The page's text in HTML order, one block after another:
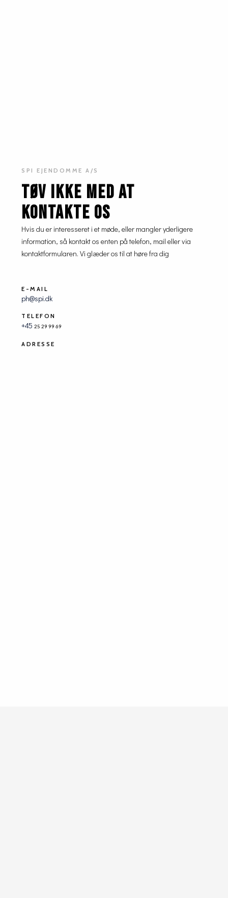
SPI EJENDOMME A/S
TØV IKKE MED AT
KONTAKTE OS
Hvis du er interesseret i et møde, eller mangler yderligere
information, så kontakt os enten på telefon, mail eller via
kontaktformularen. Vi glæder os til at høre fra dig
E-MAIL
ph@spi.dk
TELEFON
+45 25 29 99 69
ADRESSE